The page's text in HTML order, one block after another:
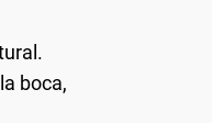
boca,